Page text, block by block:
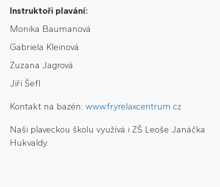
Instruktoři plavání:
Monika Baumanová
Gabriela Kleinová
Zuzana Jagrová
Jiří Šefl
Kontakt na bazén: www.fryrelaxcentrum.cz
Naši plaveckou školu využívá i ZŠ Leoše Janáčka
Hukvaldy.